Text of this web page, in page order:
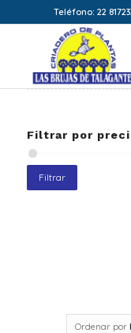
Teléfono: 22
Ordenar por
Filtrar por
Filtrar